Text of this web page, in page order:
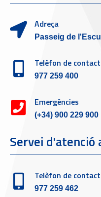
Adreça
Passeig de
Telèfon de
977 259 400
Emergències
(+34) 900 229 900
Servei d'atenció
Telèfon de
977 259 462